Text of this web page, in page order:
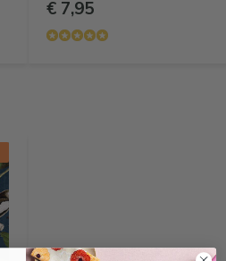
€ 7,95